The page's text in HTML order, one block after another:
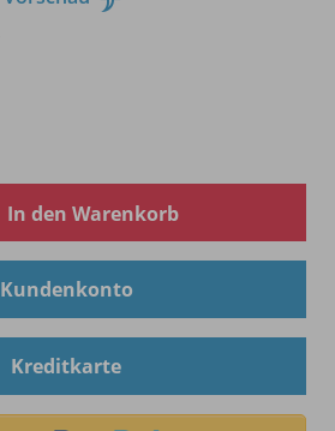
In den Warenkorb
Kundenkonto
Kreditkarte